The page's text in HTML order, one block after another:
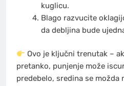
kuglicu.
Blago razvucite
da debljina bude
Ovo je ključni trenutak –
pretanko, punjenje može
predebelo, sredina se možda